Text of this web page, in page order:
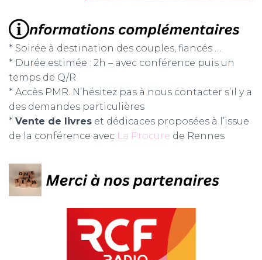
* Soirée à destination des couples, fiancés …
* Durée estimée : 2h – avec conférence puis un
temps de Q/R
* Accès PMR. N’hésitez pas à nous contacter s’il y a
des demandes particulières
* Vente de livres et dédicaces proposées à l’issue
de la conférence avec La Procure de Rennes